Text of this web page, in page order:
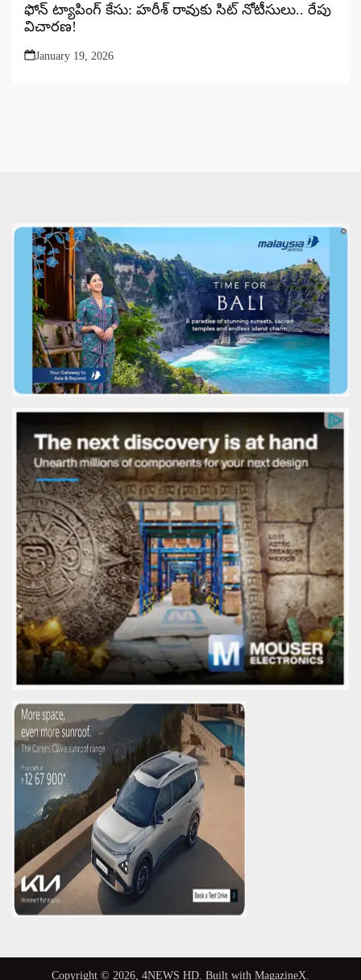
ఫోన్ ట్యాపింగ్ కేసు: హరీశ్ రావుకు సిట్ నోటీసులు.. రేపు
విచారణ!
January 19, 2026
Copyright © 2026, 4NEWS HD . Built with MagazineX